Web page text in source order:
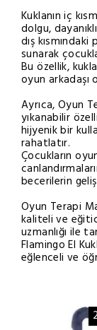
Kuklanın iç
dolgu,
dış
sunarak
Bu özellik,
oyun arkadaşı
Ayrıca, Oyun
yıkanabilir
hijyenik bir
rahatlatır.
Çocukların
becerilerin
Oyun Terapi
kaliteli ve
uzmanlığı ile
Flamingo El
eğlenceli ve